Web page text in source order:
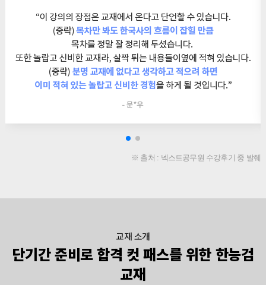
※ 출처 : 넥스트공무원 수강후기 중 발췌
교재 소개
단기간 준비로 합격 컷 패스를 위한 한능검
교재